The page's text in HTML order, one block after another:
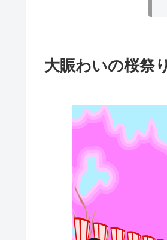
大賑わいの桜祭